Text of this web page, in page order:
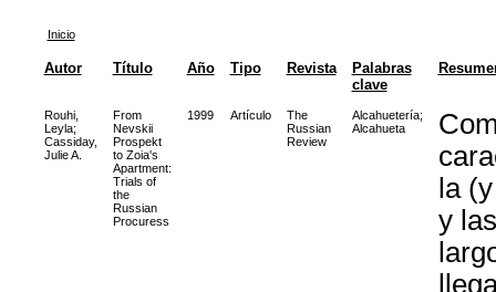
Inicio
Autor Título Año Tipo Revista
Palabras
clave
Rouhi,
Leyla;
Cassiday,
Julie A.
From
Nevskii
Prospekt
to Zoia's
Apartment:
Trials of
the
Russian
Procuress
1999 Artículo
The
Russian
Review
Alcahuetería;
Alcahueta
la
y